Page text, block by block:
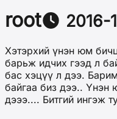
root 2016-
Хэтэрхий үнэн юм
барьж идчих гээд л
бас хэцүү л дээ.
байгаа биз дээ.. Үнэн
дэээ.... Битгий ингэж